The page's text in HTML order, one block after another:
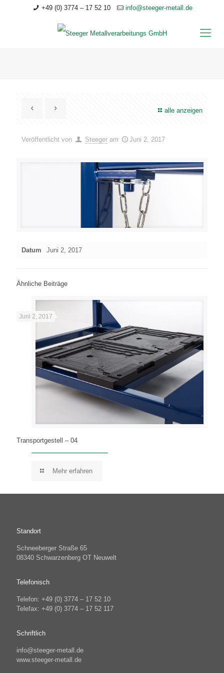
+49 (0) 3774 – 17 52 10 info@steeger-metall.de
alle anzeigen
Veröffentlicht von Steeger am Juni 2, 2017
Datum Juni 2, 2017
Ähnliche Beiträge
Juni 2, 2017
Transportgestell – 04
Mehr erfahren
Standort
Schneeberger Straße 65
08340 Schwarzenberg OT Neuwelt
Telefonisch
Telefon: +49 (0) 3774 – 17 52 10
Telefax: +49 (0) 3774 – 17 52 117
Schriftlich
info@steeger-metall.de
www.steeger-metall.de